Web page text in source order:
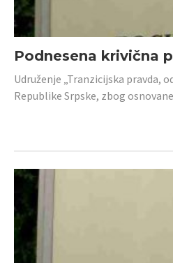
Podnesena krivična
Udruženje „Tranzicijska pravda,
Republike Srpske, zbog